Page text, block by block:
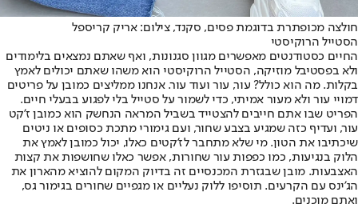
חולצה מכופתרת בדוגמת פסים, סקנד, צילום: אריק קריספל
הסטייל הרוקיסטי
החיים כסטודנטים מאפשרים מגוון סגנונות, ואף שאתם נמצאים בלימודים
ולא בפסטיבל מוזיקה, הסטייל הרוקיסטי הוא משהו שאתם יכולים לאמץ
בקלות. מה הוא כולל? עור, עור ועוד עור. אנחנו ממליצים כמובן על פריטים
דמויי עור ולא מעור אמיתי, כדי לשמור על סטייל בלי לפגוע בבעלי חיים.
הפריט שבו אתם חייבים להצטייד בשביל המראה הנחשק הוא כמובן ז'קט
עור, ועדיף כזה שמגיע בצבע שחור, ועם גימורי מתכת כסופים או ניטים
שיכתיבו את הטון. מי שלא מתחבר לז'קטים כאלו, יכול כמובן לאמץ את
הלוק בנגיעות, כמו כפפות עור שחורות, אפשר כאלו שחושפות את קצות
האצבעות. מובן שבגזרת המכנסיים זה בדיוק המקום להוציא מהארון את
הג'ינס עם הקרעים. תוסיפו ללוק נעליים או מגפיים שחורים בגימור גס,
ואתם מוכנים.